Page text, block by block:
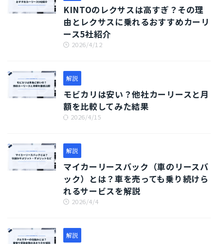
リックスカーリースの利用を考
...
KINTOのレクサスは高すぎ？その理
由とレクサスに乗れるおすすめカーリ
ース5社紹介
2026/4/12
解説
モビカリは安い？他社カーリースと月
額を比較してみた結果
2026/4/15
解説
マイカーリースバック（車のリースバ
ック）とは？車を売っても乗り続けら
れるサービスを解説
2026/4/4
解説